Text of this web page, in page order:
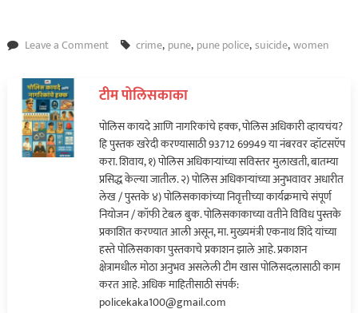
Leave a Commenton
अंगठी
तरच
जेवायला
येऊ;
विवाहितेची
आत्महत्या…
crime, pune, pune police,suicide,women
टीम पोलिसकाका
पोलिस कायदे आणि नागरिकांचे हक्क, पोलिस अधिकारी व्हायचंय?
हि पुस्तक खरेदी करण्यासाठी 93712 69949 या नंबरवर व्हॉटसऍप
करा. शिवाय, १) पोलिस अधिकाऱ्यांच्या सविस्तर मुलाखती, बातम्या
प्रसिद्ध केल्या जातील. २) पोलिस अधिकाऱ्यांच्या अनुभवावर अधारीत
लेख / पुस्तके ४) पोलिसकाकांच्या निवृत्तीच्या कार्यक्रमाचे संपूर्ण
नियोजन / कॉफी टेबल बुक. पोलिसकाकाच्या वतीने विविध पुस्तके
प्रकाशित करण्यात आली असून, मा. मुख्यमंत्री एकनाथ शिंदे यांच्या
हस्ते पोलिसकाका पुस्तकाचे प्रकाशन झाले आहे. प्रकाशन
क्षेत्रामधील मोठा अनुभव असलेली टीम खास पोलिसदलासाठी काम
करत आहे. अधिक माहितीसाठी संपर्क:
policekaka100@gmail.com